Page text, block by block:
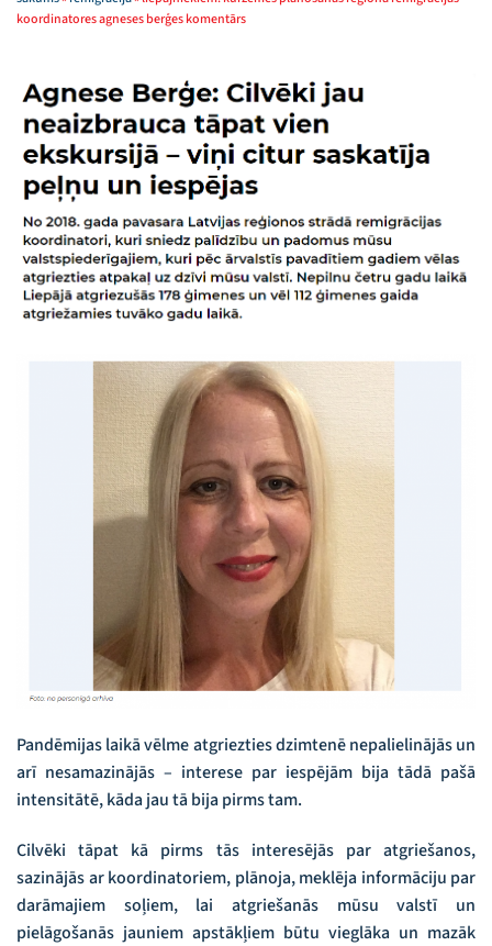
koordinatores agneses berģes komentārs
Pandēmijas laikā vēlme atgriezties dzimtenē nepalielinājās un
arī nesamazinājās – interese par iespējām bija tādā pašā
intensitātē, kāda jau tā bija pirms tam.
Cilvēki tāpat kā pirms tās interesējās par atgriešanos,
sazinājās ar koordinatoriem, plānoja, meklēja informāciju par
darāmajiem soļiem, lai atgriešanās mūsu valstī un
pielāgošanās jauniem apstākļiem būtu vieglāka un mazāk